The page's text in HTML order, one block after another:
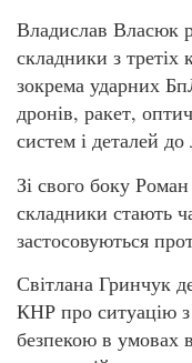
Владислав Власюк
складники з третіх
зокрема ударних
дронів, ракет,
систем і деталей до
Зі свого боку
складники стають
застосовуються
Світлана Гринчук
КНР про ситуацію
безпекою в умовах